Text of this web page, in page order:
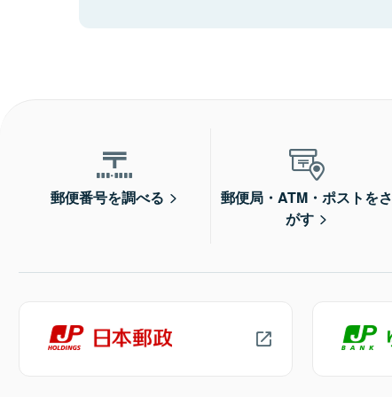
郵便番号を調べる
郵便局・ATM・ポストをさ
がす